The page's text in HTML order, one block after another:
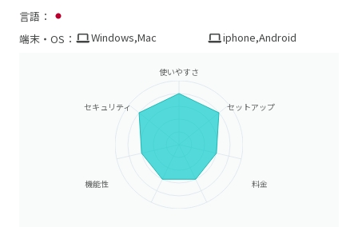
言語：
端末・OS：
Windows,Mac iphone,Android
使いやすさ
セットアップ
料金
機能性
セキュリティ